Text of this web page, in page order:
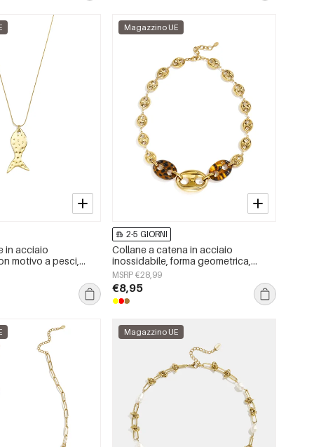
in acciaio
motivo a pesci,
per tutti i
donna
Magazzino UE
2-5 GIORNI
Collane a catena in acciaio
inossidabile, forma geometrica,
semplici, serie &quot;Daily
Simple&quot;, gioielli da donna
MSRP €28,99
€8,95
Magazzino UE